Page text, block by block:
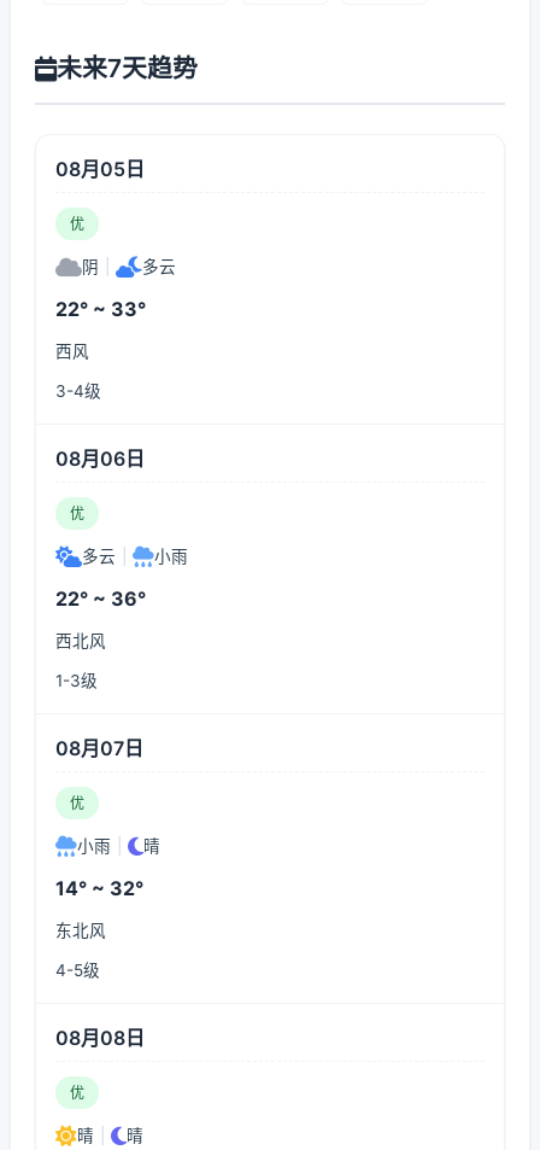
未来7天趋势
08月05日
优
阴 多云
22° ~ 33°
西风
3-4级
08月06日
优
多云 小雨
22° ~ 36°
西北风
1-3级
08月07日
优
小雨 晴
14° ~ 32°
东北风
4-5级
08月08日
优
晴 晴